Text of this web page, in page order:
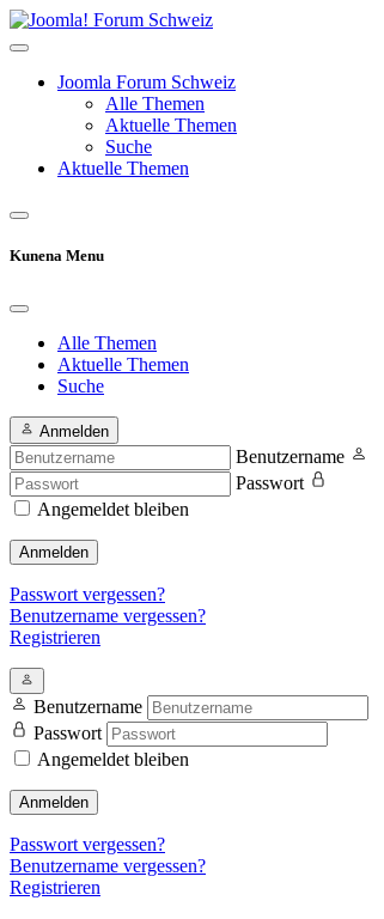
Joomla Forum Schweiz
Alle Themen
Aktuelle Themen
Suche
Aktuelle Themen
Kunena Menu
Alle Themen
Aktuelle Themen
Suche
Anmelden
Benutzername
Passwort
Angemeldet bleiben
Anmelden
Passwort vergessen?
Benutzername vergessen?
Registrieren
Benutzername
Passwort
Angemeldet bleiben
Anmelden
Passwort vergessen?
Benutzername vergessen?
Registrieren